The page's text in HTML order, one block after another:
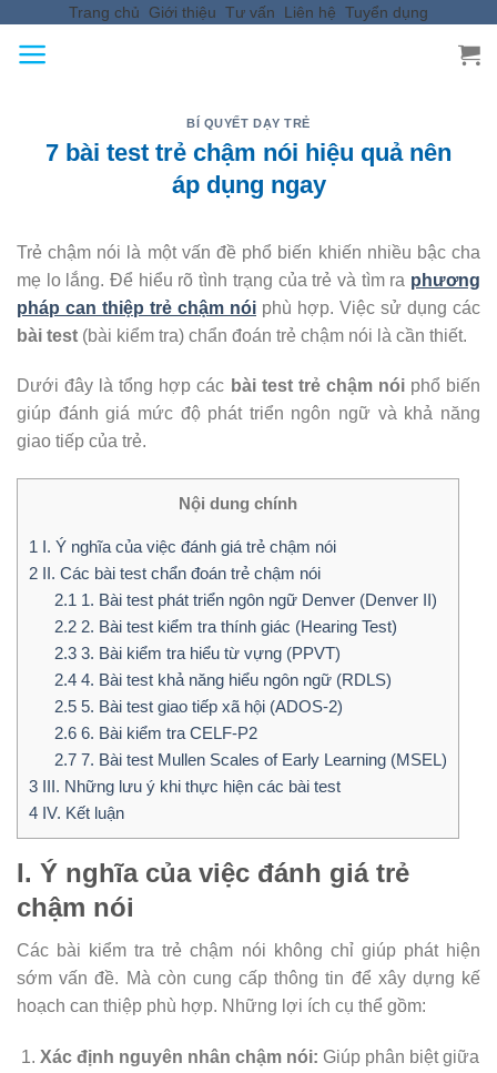
content
Trang chủ Giới thiệu Tư vấn Liên hệ Tuyển dụng
BÍ QUYẾT DẠY TRẺ
7 bài test trẻ chậm nói hiệu quả nên
áp dụng ngay
Trẻ chậm nói là một vấn đề phổ biến khiến nhiều bậc cha
mẹ lo lắng. Để hiểu rõ tình trạng của trẻ và tìm ra phương
pháp can thiệp trẻ chậm nói phù hợp. Việc sử dụng các
bài test (bài kiểm tra) chẩn đoán trẻ chậm nói là cần thiết.
Dưới đây là tổng hợp các bài test trẻ chậm nóiphổ biến
giúp đánh giá mức độ phát triển ngôn ngữ và khả năng
giao tiếp của trẻ.
Nội dung chính
1 I. Ý nghĩa của việc đánh giá trẻ chậm nói
2 II. Các bài test chẩn đoán trẻ chậm nói
2.1 1. Bài test phát triển ngôn ngữ Denver (Denver II)
2.22. Bài test kiểm tra thính giác (Hearing Test)
2.33. Bài kiểm tra hiểu từ vựng (PPVT)
2.44. Bài test khả năng hiểu ngôn ngữ (RDLS)
2.55. Bài test giao tiếp xã hội (ADOS-2)
2.66. Bài kiểm tra CELF-P2
2.77. Bài test Mullen Scales of Early Learning (MSEL)
3 III. Những lưu ý khi thực hiện các bài test
4 IV. Kết luận
I. Ý nghĩa của việc đánh giá trẻ
chậm nói
Các bài kiểm tra trẻ chậm nói không chỉ giúp phát hiện
sớm vấn đề. Mà còn cung cấp thông tin để xây dựng kế
hoạch can thiệp phù hợp. Những lợi ích cụ thể gồm:
Xác định nguyên nhân chậm nói: Giúp phân biệt giữa